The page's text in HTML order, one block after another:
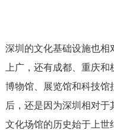
深圳的文化基础设施也相
上广，还有成都、重庆
博物馆、展览馆和科技馆
后，还是因为深圳相对
文化场馆的历史始于上世